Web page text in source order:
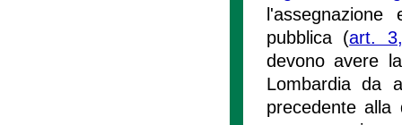
pubblica (art.
devono avere
Lombardia da
precedente